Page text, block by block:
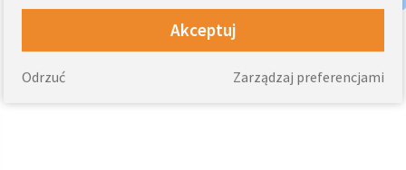
Akceptuj
Zarządzaj preferencjami
Odrzuć